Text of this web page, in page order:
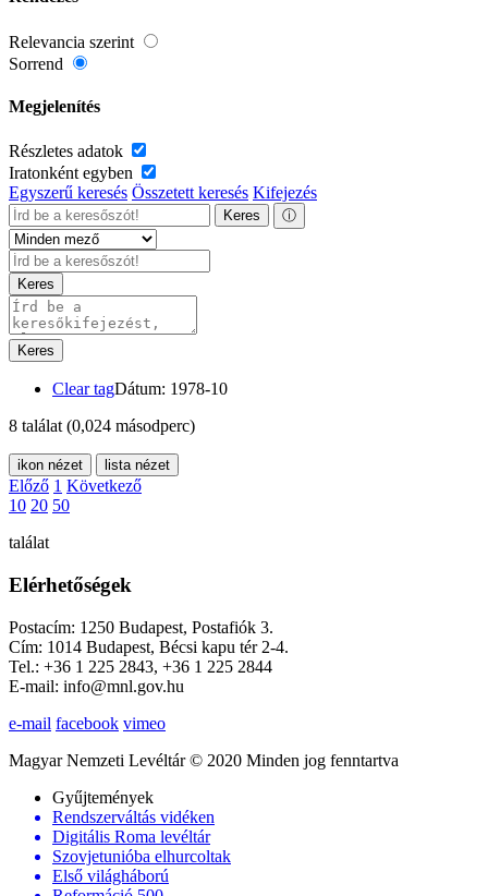
Relevancia szerint
Sorrend
Megjelenítés
Részletes adatok
Iratonként egyben
Egyszerű keresés Összetett keresés Kifejezés
Keres ⓘ
Keres
Keres
Clear tagDátum: 1978-10
8 találat (0,024 másodperc)
ikon nézet lista nézet
Előző 1 Következő
10 20 50
találat
Elérhetőségek
Postacím: 1250 Budapest, Postafiók 3.
Cím: 1014 Budapest, Bécsi kapu tér 2-4.
Tel.: +36 1 225 2843, +36 1 225 2844
E-mail: info@mnl.gov.hu
e-mail facebook vimeo
Magyar Nemzeti Levéltár © 2020 Minden jog fenntartva
Gyűjtemények
Rendszerváltás vidéken
Digitális Roma levéltár
Szovjetunióba elhurcoltak
Első világháború